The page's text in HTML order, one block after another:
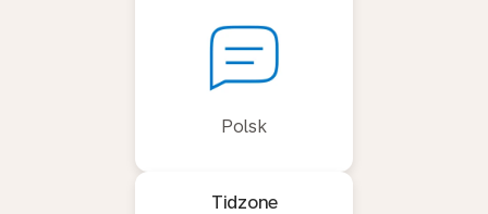
Polsk
Tidzone